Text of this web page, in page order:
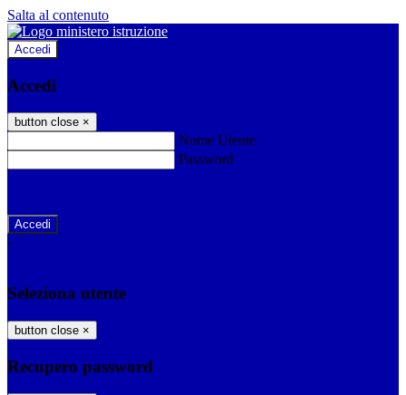
Salta al contenuto
Accedi
Accedi
button close ×
Nome Utente
Password
-
Seleziona utente
button close ×
Recupero password